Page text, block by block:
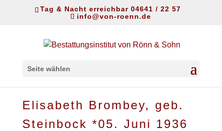
Tag & Nacht erreichbar 04641 / 22 57
info@von-roenn.de
Seite wählen
Elisabeth Brombey, geb.
Steinbock *05. Juni 1936